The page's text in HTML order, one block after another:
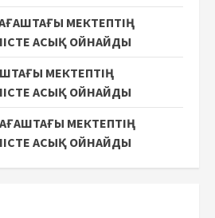
МЕКТЕПТІҢ
АСЫҚ ОЙНАЙДЫ
МЕКТЕПТІҢ
АСЫҚ ОЙНАЙДЫ
МЕКТЕПТІҢ
АСЫҚ ОЙНАЙДЫ